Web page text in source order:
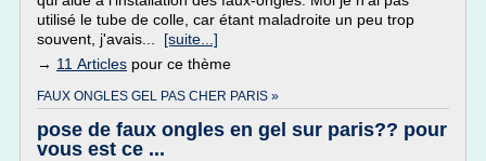
utilisé le tube de colle, car étant maladroite un peu trop
souvent, j'avais... [suite...]
→ 11 Articles pour ce thème
FAUX ONGLES GEL PAS CHER PARIS »
pose de faux ongles en gel sur paris?? pour
vous est ce ...